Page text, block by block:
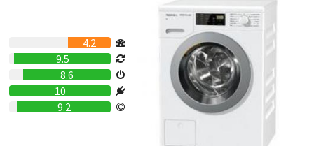
4.2
9.5
8.6
10
9.2